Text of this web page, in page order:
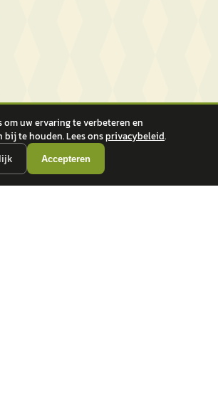
om uw ervaring te verbeteren en
bij te houden. Lees onsprivacybeleid.
Accepteren